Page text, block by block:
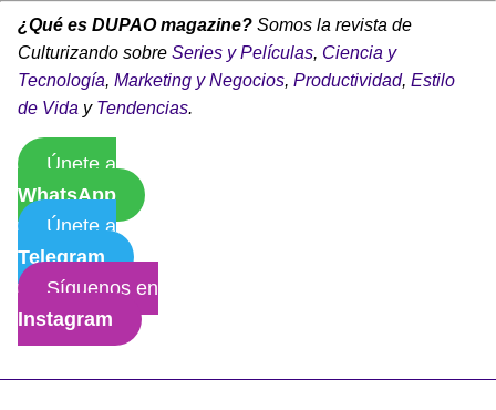
¿Qué es DUPAO magazine? Somos la revista de
Culturizando sobre Series y Películas, Ciencia y
Tecnología, Marketing y Negocios, Productividad, Estilo
de Vida y Tendencias.
Únete a
WhatsApp
Únete a
Telegram
Síguenos en
Instagram